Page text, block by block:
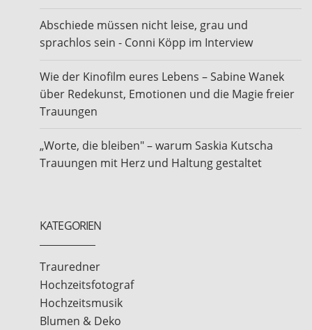
Abschiede müssen nicht leise, grau und
sprachlos sein - Conni Köpp im Interview
Wie der Kinofilm eures Lebens – Sabine Wanek
über Redekunst, Emotionen und die Magie freier
Trauungen
„Worte, die bleiben" – warum Saskia Kutscha
Trauungen mit Herz und Haltung gestaltet
KATEGORIEN
Trauredner
Hochzeitsfotograf
Hochzeitsmusik
Blumen & Deko